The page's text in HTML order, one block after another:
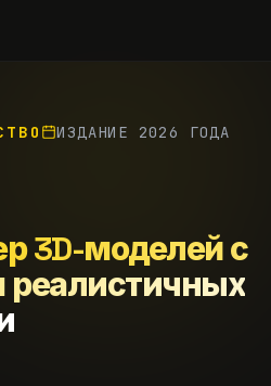
ИЗДАНИЕ 2026 ГОДА
3D-моделей с
реалистичных